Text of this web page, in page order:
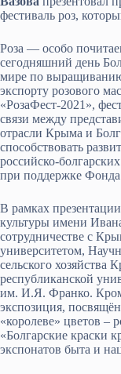
фестиваль роз,
Роза — особо
сегодняшний день
мире по
экспорту розового
«РозаФест-2021»,
связи между
отрасли Крыма и
способствовать
российско-
при поддержке Фонда
В рамках
культуры имени
сотрудничестве с
университетом,
сельского
республиканской
им. И.Я. Франко.
экспозиция,
«королеве» цветов –
«Болгарские краски
экспонатов быта и